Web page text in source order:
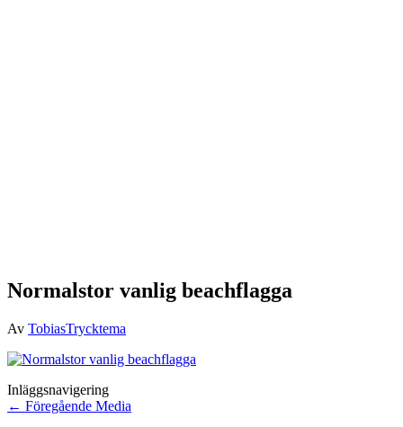
Normalstor vanlig beachflagga
Av TobiasTrycktema
Inläggsnavigering
← Föregående Media